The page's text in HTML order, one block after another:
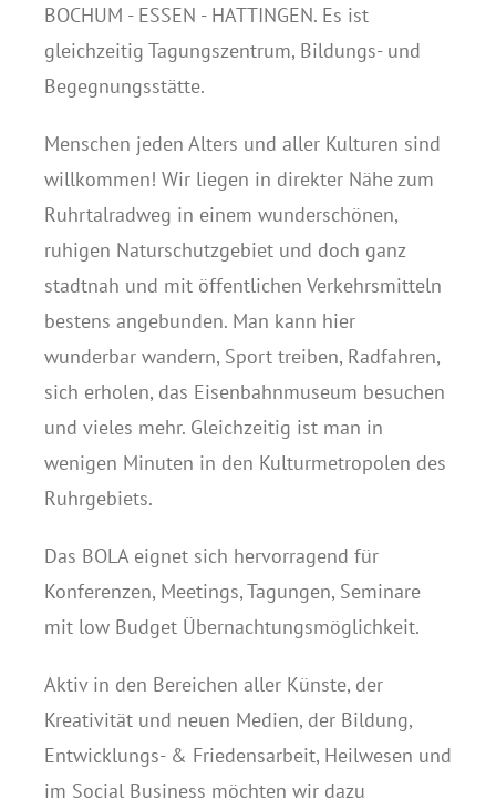
BOCHUM - ESSEN - HATTINGEN. Es ist
gleichzeitig Tagungszentrum, Bildungs- und
Begegnungsstätte.
Menschen jeden Alters und aller Kulturen sind
willkommen! Wir liegen in direkter Nähe zum
Ruhrtalradweg in einem wunderschönen,
ruhigen Naturschutzgebiet und doch ganz
stadtnah und mit öffentlichen Verkehrsmitteln
bestens angebunden. Man kann hier
wunderbar wandern, Sport treiben, Radfahren,
sich erholen, das Eisenbahnmuseum besuchen
und vieles mehr. Gleichzeitig ist man in
wenigen Minuten in den Kulturmetropolen des
Ruhrgebiets.
Das BOLA eignet sich hervorragend für
Konferenzen, Meetings, Tagungen, Seminare
mit low Budget Übernachtungsmöglichkeit.
Aktiv in den Bereichen aller Künste, der
Kreativität und neuen Medien, der Bildung,
Entwicklungs- & Friedensarbeit, Heilwesen und
im Social Business möchten wir dazu